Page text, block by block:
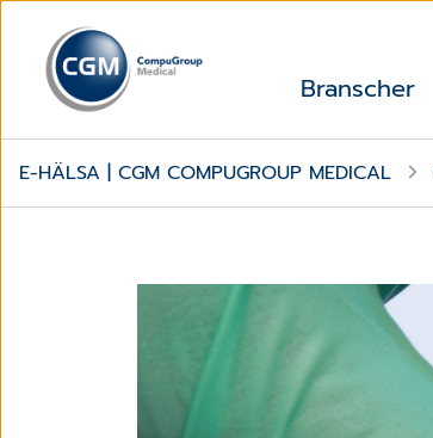
Branscher
E-HÄLSA | CGM COMPUGROUP MEDICAL